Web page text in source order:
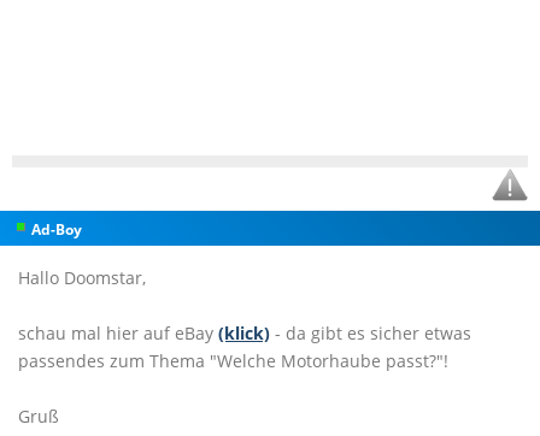
Ad-Boy
Hallo Doomstar,
schau mal hier auf eBay (klick) - da gibt es sicher etwas
passendes zum Thema "Welche Motorhaube passt?"!
Gruß